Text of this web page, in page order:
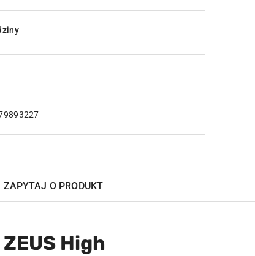
ZAPYTAJ O PRODUKT
High